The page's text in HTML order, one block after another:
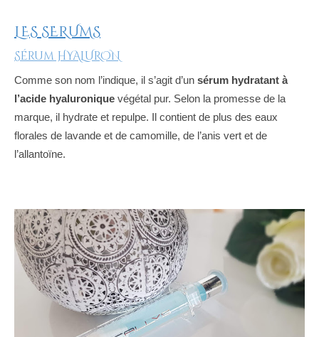
LES SERUMS
Sérum HYALURON
Comme son nom l’indique, il s’agit d’un sérum hydratant à
l’acide hyaluronique végétal pur. Selon la promesse de la
marque, il hydrate et repulpe. Il contient de plus des eaux
florales de lavande et de camomille, de l’anis vert et de
l’allantoïne.